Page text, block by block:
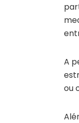
A
ou